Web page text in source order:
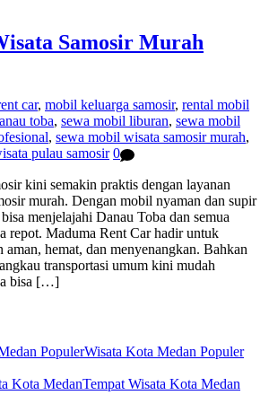
Samosir Murah
car, mobil keluarga samosir, rental mobil
toba, sewa mobil liburan, sewa mobil
, sewa mobil wisata samosir murah,
pulau samosir 0
kini semakin praktis dengan layanan
murah. Dengan mobil nyaman dan supir
menjelajahi Danau Toba dan semua
repot. Maduma Rent Car hadir untuk
aman, hemat, dan menyenangkan. Bahkan
transportasi umum kini mudah
bisa […]
Wisata Kota Medan Populer
Tempat Wisata Kota Medan